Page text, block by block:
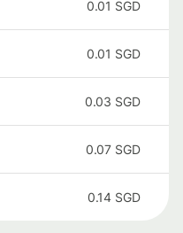
0.01 SGD
0.01 SGD
0.03 SGD
0.07 SGD
0.14 SGD